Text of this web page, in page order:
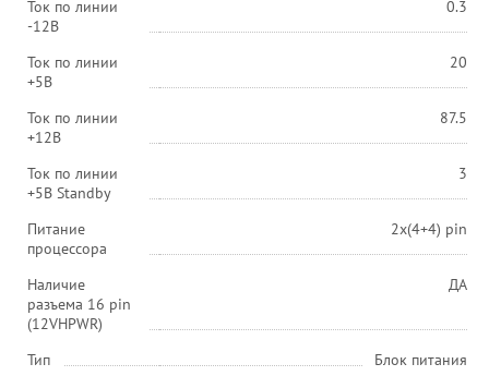
Ток по линии
-12В
0.3
Ток по линии
+5В
20
Ток по линии
+12В
87.5
Ток по линии
+5В Standby
3
Питание
процессора
2x(4+4) pin
Наличие
разъема 16 pin
(12VHPWR)
ДА
Тип
Блок питания